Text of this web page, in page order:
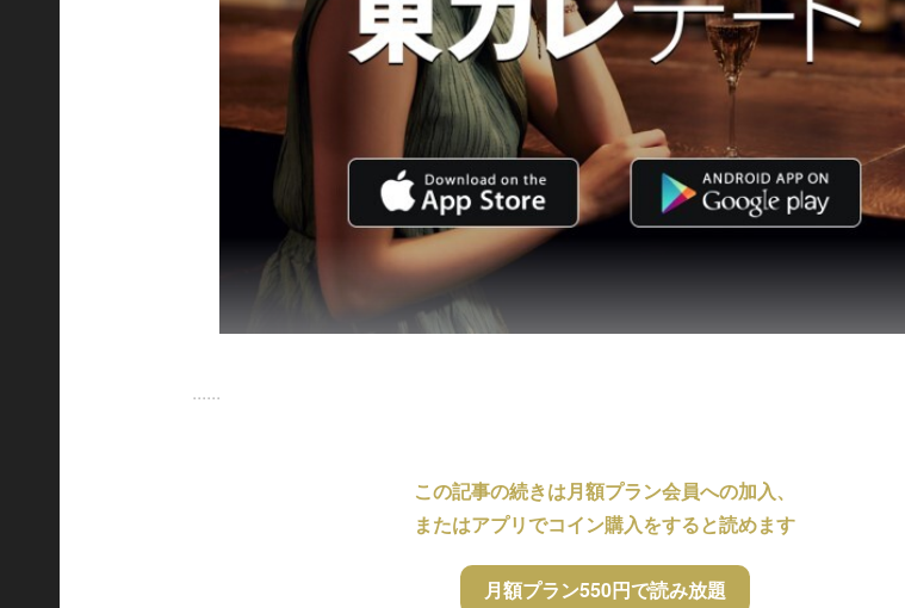
......
この記事の続きは月額プラン会員への加入、
またはアプリでコイン購入をすると読めます
月額プラン550円で読み放題